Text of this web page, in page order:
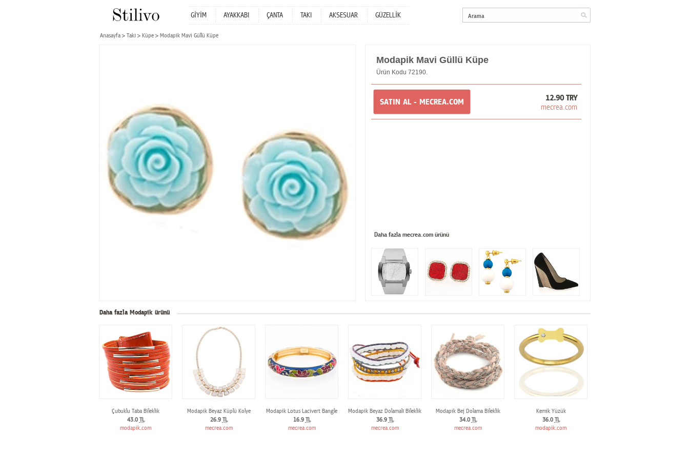
GİYİM AYAKKABI ÇANTA TAKI AKSESUAR GÜZELLİK
Anasayfa Takı Küpe Modapik Mavi Güllü Küpe
Modapik Mavi Güllü Küpe
Ürün Kodu 72190.
SATIN AL - MECREA.COM 12.90 TRY
mecrea.com
Daha fazla mecrea.com ürünü
Daha fazla Modapik ürünü
Çubuklu Taba Bileklik
43.0 TL
modapik.com
Modapik Beyaz Küplü Kolye
26.9 TL
mecrea.com
Modapik Lotus Lacivert Bangle
16.9 TL
mecrea.com
Modapik Beyaz Dolamalı Bileklik
36.9 TL
mecrea.com
Modapik Bej Dolama Bileklik
34.0 TL
mecrea.com
Kemik Yüzük
36.0 TL
modapik.com